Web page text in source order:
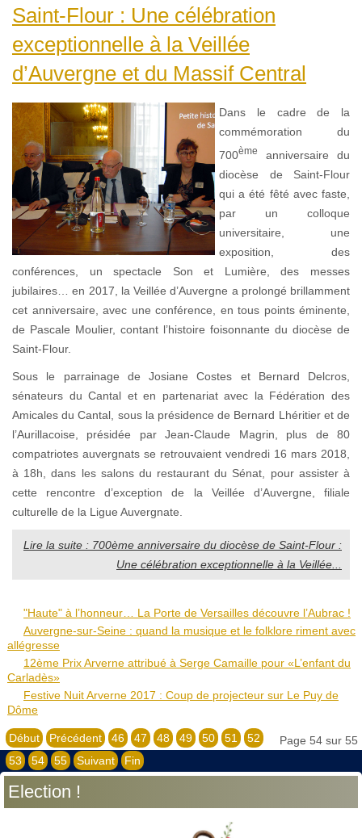
Saint-Flour : Une célébration
exceptionnelle à la Veillée
d’Auvergne et du Massif Central
Dans le cadre de la
commémoration du
700ème
anniversaire du
diocèse de Saint-Flour
qui a été fêté avec faste,
par un colloque
universitaire, une
exposition, des
conférences, un spectacle Son et Lumière, des messes
jubilaires… en 2017, la Veillée d’Auvergne a prolongé brillamment
cet anniversaire, avec une conférence, en tous points éminente,
de Pascale Moulier, contant l’histoire foisonnante du diocèse de
Saint-Flour.
Sous le parrainage de Josiane Costes et Bernard Delcros,
sénateurs du Cantal et en partenariat avec la Fédération des
Amicales du Cantal, sous la présidence de Bernard Lhéritier et de
l’Aurillacoise, présidée par Jean-Claude Magrin, plus de 80
compatriotes auvergnats se retrouvaient vendredi 16 mars 2018,
à 18h, dans les salons du restaurant du Sénat, pour assister à
cette rencontre d’exception de la Veillée d’Auvergne, filiale
culturelle de la Ligue Auvergnate.
Lire la suite : 700ème anniversaire du diocèse de Saint-Flour :
Une célébration exceptionnelle à la Veillée...
"Haute" à l’honneur… La Porte de Versailles découvre l’Aubrac !
Auvergne-sur-Seine : quand la musique et le folklore riment avec
allégresse
12ème Prix Arverne attribué à Serge Camaille pour «L’enfant du
Carladès»
Festive Nuit Arverne 2017 : Coup de projecteur sur Le Puy de
Dôme
Page 54 sur 55
Début Précédent 46 47 48 49 50 51
52
53
54 55 Suivant Fin
Election !